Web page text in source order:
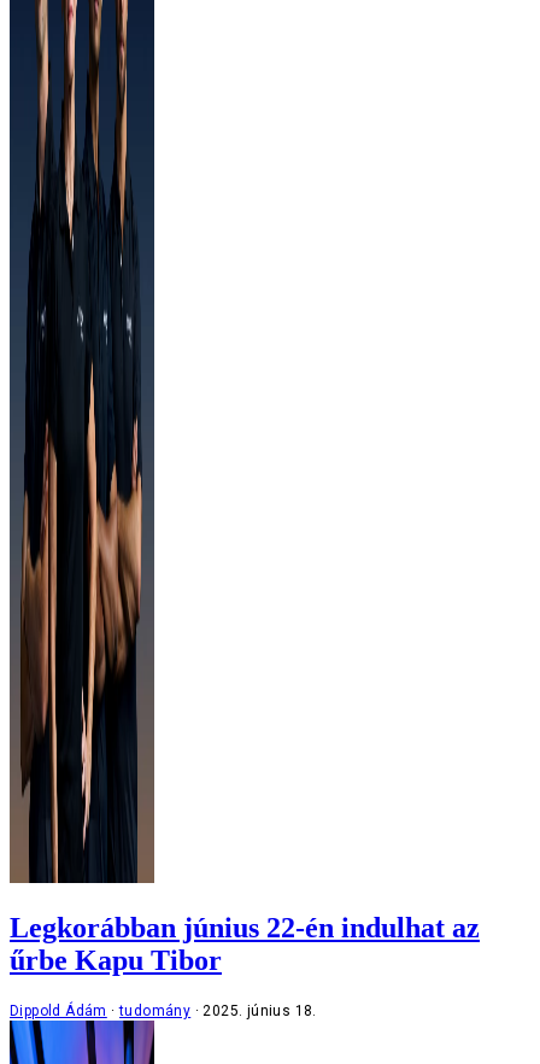
Legkorábban június 22-én indulhat az
űrbe Kapu Tibor
Dippold Ádám tudomány 2025. június 18.